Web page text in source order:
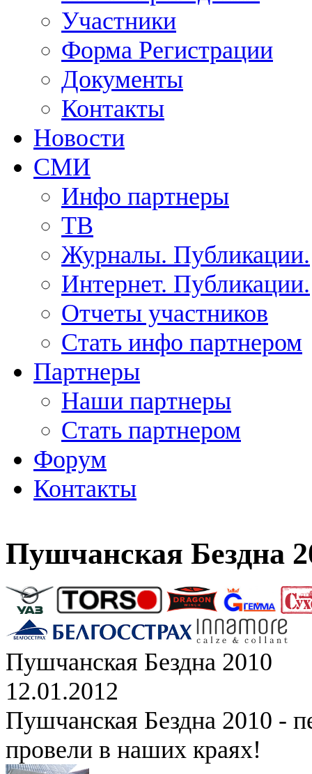
Участники
Форма Регистрации
Документы
Контакты
Новости
СМИ
Инфо партнеры
ТВ
Журналы. Публикации.
Интернет. Публикации.
Отчеты участников
Стать инфо партнером
Партнеры
Наши партнеры
Стать партнером
Форум
Контакты
Пушчанская Бездна
Пушчанская Бездна 2010
12.01.2012
Пушчанская Бездна 2010 -
провели в наших краях!